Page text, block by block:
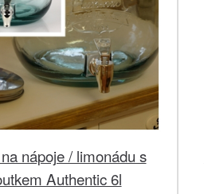
nápoje / limonádu s
Authentic 6l